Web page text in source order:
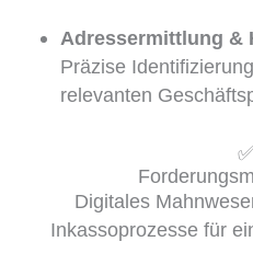
Adressermittlung &
Präzise
relevanten
✅
Digitales
Inkassoprozesse für